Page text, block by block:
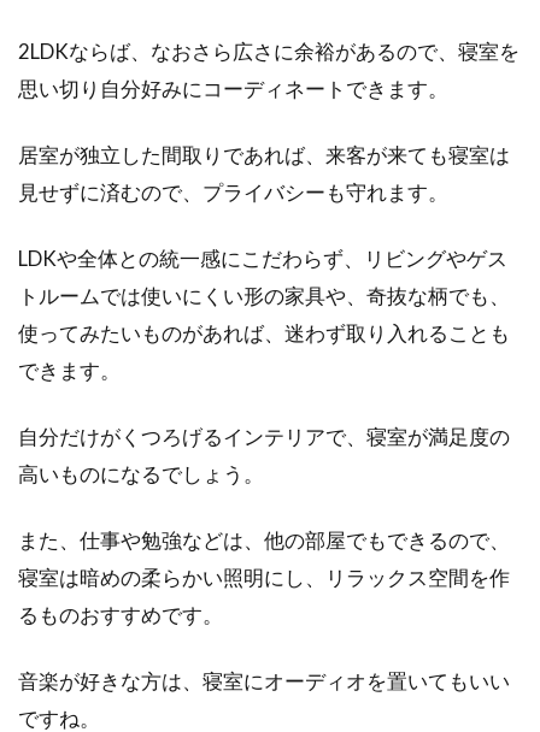
2LDKならば、なおさら広さに余裕があるので、寝室を
思い切り自分好みにコーディネートできます。
居室が独立した間取りであれば、来客が来ても寝室は
見せずに済むので、プライバシーも守れます。
LDKや全体との統一感にこだわらず、リビングやゲス
トルームでは使いにくい形の家具や、奇抜な柄でも、
使ってみたいものがあれば、迷わず取り入れることも
できます。
自分だけがくつろげるインテリアで、寝室が満足度の
高いものになるでしょう。
また、仕事や勉強などは、他の部屋でもできるので、
寝室は暗めの柔らかい照明にし、リラックス空間を作
るものおすすめです。
音楽が好きな方は、寝室にオーディオを置いてもいい
ですね。